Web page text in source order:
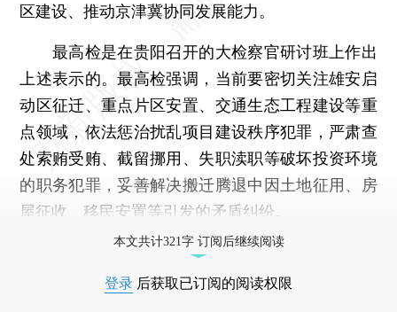
区建设、推动京津冀协同发展能力。
最高检是在贵阳召开的大检察官研讨班上作出
上述表示的。最高检强调，当前要密切关注雄安启
动区征迁、重点片区安置、交通生态工程建设等重
点领域，依法惩治扰乱项目建设秩序犯罪，严肃查
处索贿受贿、截留挪用、失职渎职等破坏投资环境
的职务犯罪，妥善解决搬迁腾退中因土地征用、房
屋征收、移民安置等引发的矛盾纠纷。
本文共计321字 订阅后继续阅读
登录 后获取已订阅的阅读权限